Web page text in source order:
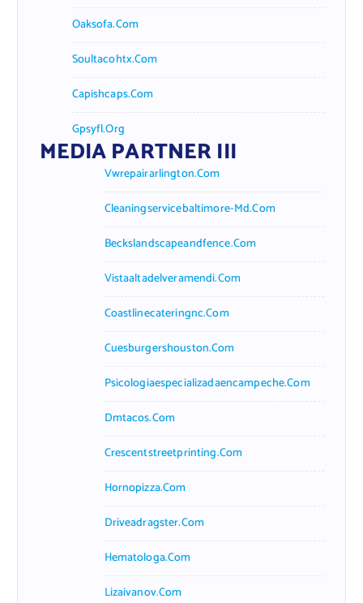
Oaksofa.com
Soultacohtx.com
Capishcaps.com
Gpsyfl.org
MEDIA PARTNER III
Vwrepairarlington.com
Cleaningservicebaltimore-Md.com
Beckslandscapeandfence.com
Vistaaltadelveramendi.com
Coastlinecateringnc.com
Cuesburgershouston.com
Psicologiaespecializadaencampeche.com
Dmtacos.com
Crescentstreetprinting.com
Hornopizza.com
Driveadragster.com
Hematologa.com
Lizaivanov.com